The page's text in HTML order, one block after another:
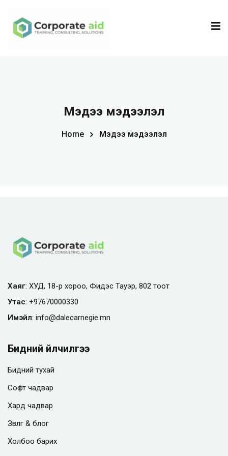
Мэдээ мэдээлэл
Home Мэдээ мэдээлэл
Хаяг: ХУД, 18-р хороо, Фидэс Тауэр, 802 тоот
Утас: +97670000330
Имэйл: info@dalecarnegie.mn
Бидний үйлчилгээ
Бидний тухай
Софт чадвар
Хард чадвар
Зөвлөгөө & блог
Холбоо барих
Sign in